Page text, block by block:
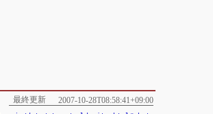
最終更新
2007-10-28T08:58:41+09:00